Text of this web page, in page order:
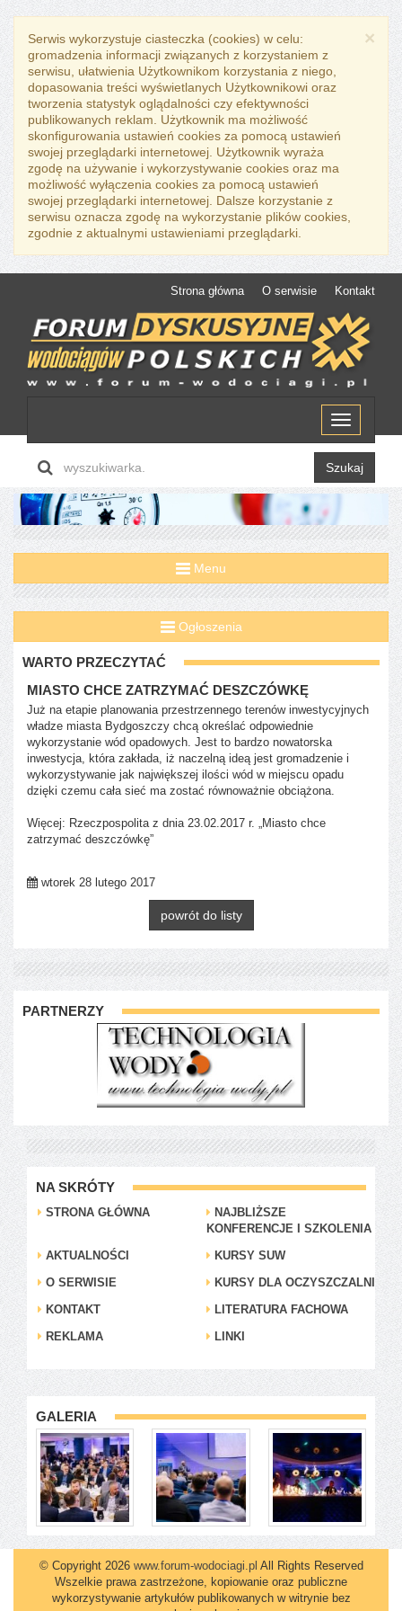
×
Serwis wykorzystuje ciasteczka (cookies) w celu:
gromadzenia informacji związanych z korzystaniem z
serwisu, ułatwienia Użytkownikom korzystania z niego,
dopasowania treści wyświetlanych Użytkownikowi oraz
tworzenia statystyk oglądalności czy efektywności
publikowanych reklam. Użytkownik ma możliwość
skonfigurowania ustawień cookies za pomocą ustawień
swojej przeglądarki internetowej. Użytkownik wyraża
zgodę na używanie i wykorzystywanie cookies oraz ma
możliwość wyłączenia cookies za pomocą ustawień
swojej przeglądarki internetowej. Dalsze korzystanie z
serwisu oznacza zgodę na wykorzystanie plików cookies,
zgodnie z aktualnymi ustawieniami przeglądarki.
Strona główna O serwisie Kontakt
Menu
Szukaj
Menu
Ogłoszenia
WARTO PRZECZYTAĆ
MIASTO CHCE ZATRZYMAĆ DESZCZÓWKĘ
Już na etapie planowania przestrzennego terenów inwestycyjnych
władze miasta Bydgoszczy chcą określać odpowiednie
wykorzystanie wód opadowych. Jest to bardzo nowatorska
inwestycja, która zakłada, iż naczelną ideą jest gromadzenie i
wykorzystywanie jak największej ilości wód w miejscu opadu
dzięki czemu cała sieć ma zostać równoważnie obciążona.
Więcej: Rzeczpospolita z dnia 23.02.2017 r. „Miasto chce
zatrzymać deszczówkę”
wtorek 28 lutego 2017
powrót do listy
PARTNERZY
NA SKRÓTY
STRONA GŁÓWNA
NAJBLIŻSZE
KONFERENCJE I SZKOLENIA
AKTUALNOŚCI
KURSY SUW
O SERWISIE
KURSY DLA OCZYSZCZALNI
KONTAKT
LITERATURA FACHOWA
REKLAMA
LINKI
GALERIA
© Copyright 2026 www.forum-wodociagi.pl All Rights Reserved
Wszelkie prawa zastrzeżone, kopiowanie oraz publiczne
wykorzystywanie artykułów publikowanych w witrynie bez